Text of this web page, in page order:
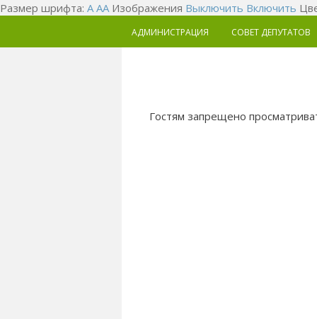
Размер шрифта: A AAИзображения Выключить Включить
АДМИНИСТРАЦИЯ СОВЕТ ДЕПУТАТОВ
Гостям запрещено